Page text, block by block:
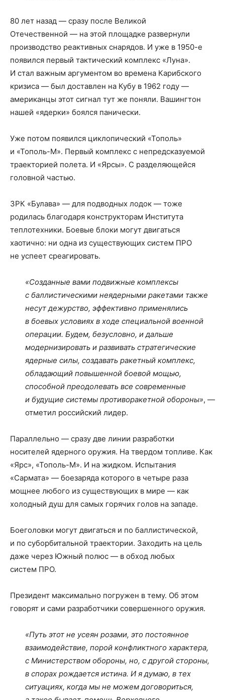
80 лет назад — сразу после Великой
Отечественной — на этой площадке развернули
производство реактивных снарядов. И уже в 1950-е
появился первый тактический комплекс «Луна».
И стал важным аргументом во времена Карибского
кризиса — был доставлен на Кубу в 1962 году —
американцы этот сигнал тут же поняли. Вашингтон
нашей «ядерки» боялся панически.
Уже потом появился циклопический «Тополь»
и «Тополь-М». Первый комплекс с непредсказуемой
траекторией полета. И «Ярсы». С разделяющейся
головной частью.
ЗРК «Булава» — для подводных лодок — тоже
родилась благодаря конструкторам Института
теплотехники. Боевые блоки могут двигаться
хаотично: ни одна из существующих систем ПРО
не успеет среагировать.
«Созданные вами подвижные комплексы
с баллистическими неядерными ракетами также
несут дежурство, эффективно применялись
в боевых условиях в ходе специальной военной
операции. Будем, безусловно, и дальше
модернизировать и развивать стратегические
ядерные силы, создавать ракетный комплекс,
обладающий повышенной боевой мощью,
способной преодолевать все современные
и будущие системы противоракетной обороны», —
отметил российский лидер.
Параллельно — сразу две линии разработки
носителей ядерного оружия. На твердом топливе. Как
«Ярс», «Тополь-М». И на жидком. Испытания
«Сармата» — боезаряда которого в четыре раза
мощнее любого из существующих в мире — как
холодный душ для самых горячих голов на западе.
Боеголовки могут двигаться и по баллистической,
и по суборбитальной траектории. Заходить на цель
даже через Южный полюс — в обход любых
систем ПРО.
Президент максимально погружен в тему. Об этом
говорят и сами разработчики совершенного оружия.
«Путь этот не усеян розами, это постоянное
взаимодействие, порой конфликтного характера,
с Министерством обороны, но, с другой стороны,
в спорах рождается истина. И я думаю, в тех
ситуациях, когда мы не можем договориться,